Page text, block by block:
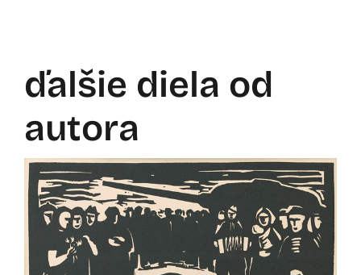
ďalšie diela od
autora